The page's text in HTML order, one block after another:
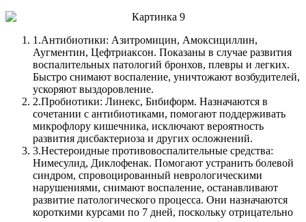
1.Антибиотики: Азитромицин, Амоксициллин,
Аугментин, Цефтриаксон. Показаны в случае развития
воспалительных патологий бронхов, плевры и легких.
Быстро снимают воспаление, уничтожают возбудителей,
ускоряют выздоровление.
2.Пробиотики: Линекс, Бибиформ. Назначаются в
сочетании с антибиотиками, помогают поддерживать
микрофлору кишечника, исключают вероятность
развития дисбактериоза и других осложнений.
3.Нестероидные противовоспалительные средства:
Нимесулид, Диклофенак. Помогают устранить болевой
синдром, спровоцированный неврологическими
нарушениями, снимают воспаление, останавливают
развитие патологического процесса. Они назначаются
короткими курсами по 7 дней, поскольку отрицательно